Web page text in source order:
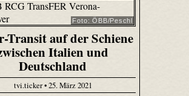
Foto: ÖBB/Peschl
Transit auf der Schiene
Italien und
Deutschland
tvi.ticker • 25. März 2021